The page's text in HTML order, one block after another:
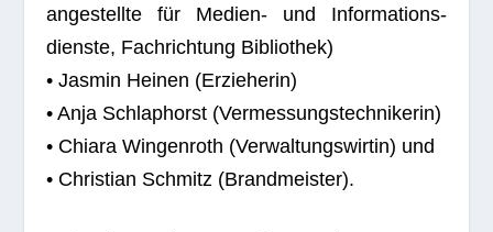
an­ge­stellte für Medien- und Infor­ma­ti­ons­
dienste, Fach­rich­tung Bibliothek)
• Jas­min Hei­nen (Erzie­he­rin)
• Anja Schlaphorst (Ver­mes­sungs­tech­ni­ke­rin)
• Chiara Win­gen­roth (Ver­wal­tungs­wir­tin) und
• Chris­tian Schmitz (Brand­meis­ter).